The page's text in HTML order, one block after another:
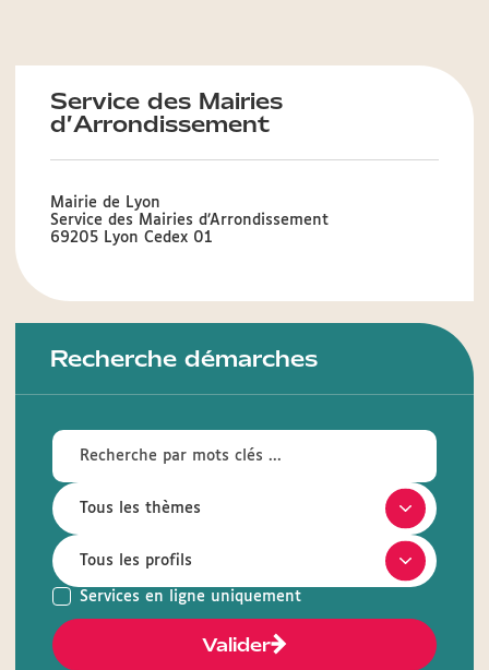
Service des Mairies
d’Arrondissement
Mairie de Lyon
Service des Mairies d’Arrondissement
69205 Lyon Cedex 01
Recherche démarches
Services en ligne uniquement
Valider